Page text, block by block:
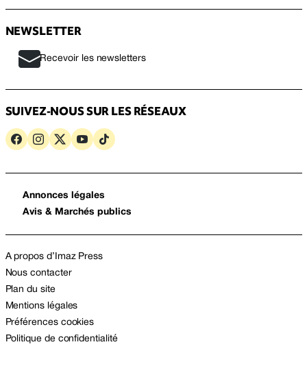
NEWSLETTER
Recevoir les newsletters
SUIVEZ-NOUS SUR LES RÉSEAUX
Annonces légales
Avis & Marchés publics
A propos d’Imaz Press
Nous contacter
Plan du site
Mentions légales
Préférences cookies
Politique de confidentialité